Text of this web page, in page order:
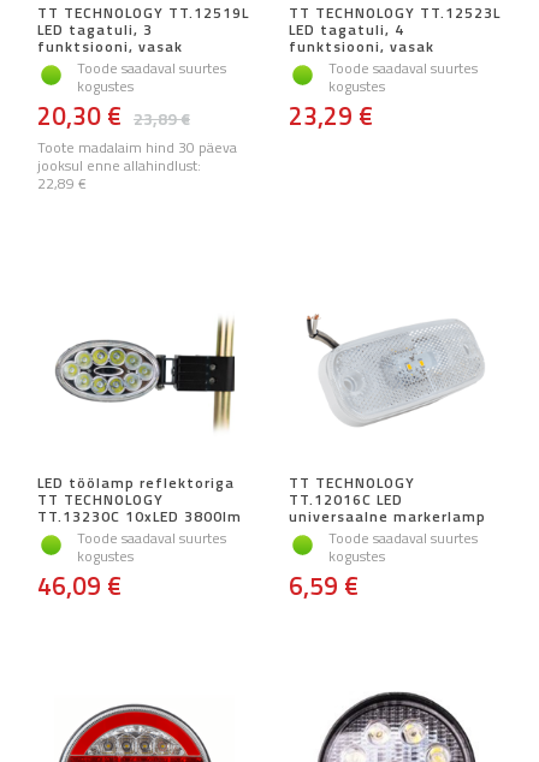
TT TECHNOLOGY TT.12519L
LED tagatuli, 3
funktsiooni, vasak
Toode saadaval suurtes
kogustes
23,89 €
20,30 €
Toote madalaim hind 30 päeva
jooksul enne allahindlust:
22,89 €
TT TECHNOLOGY TT.12523L
LED tagatuli, 4
funktsiooni, vasak
Toode saadaval suurtes
kogustes
23,29 €
LED töölamp reflektoriga
TT TECHNOLOGY
TT.13230C 10xLED 3800lm
Toode saadaval suurtes
kogustes
46,09 €
TT TECHNOLOGY
TT.12016C LED
universaalne markerlamp
Toode saadaval suurtes
kogustes
6,59 €